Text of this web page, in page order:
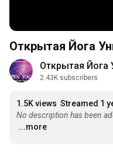
Открытая Йога
Открытая Йога
2.43K subscribers
1.5K views Streamed 1
No description has been
...more